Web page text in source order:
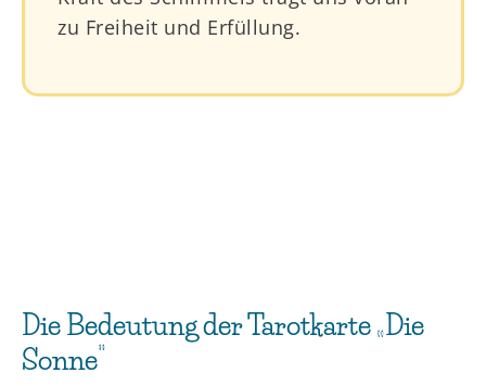
zu Freiheit und Erfüllung.
Die Bedeutung der Tarotkarte „Die
Sonne“